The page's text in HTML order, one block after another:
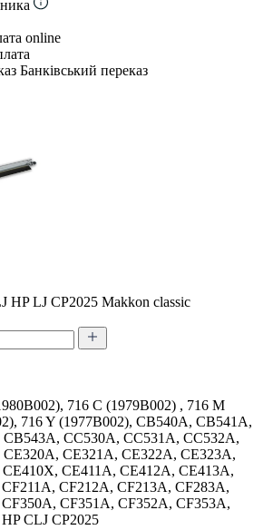
online
Банківський переказ
HP LJ CP2025 Makkon classic
716 C (1979B002) , 716 M
716 Y (1977B002), CB540A, CB541A,
CC530A, CC531A, CC532A,
CE321A, CE322A, CE323A,
CE411A, CE412A, CE413A,
CF212A, CF213A, CF283A,
CF351A, CF352A, CF353A,
CLJ CP2025